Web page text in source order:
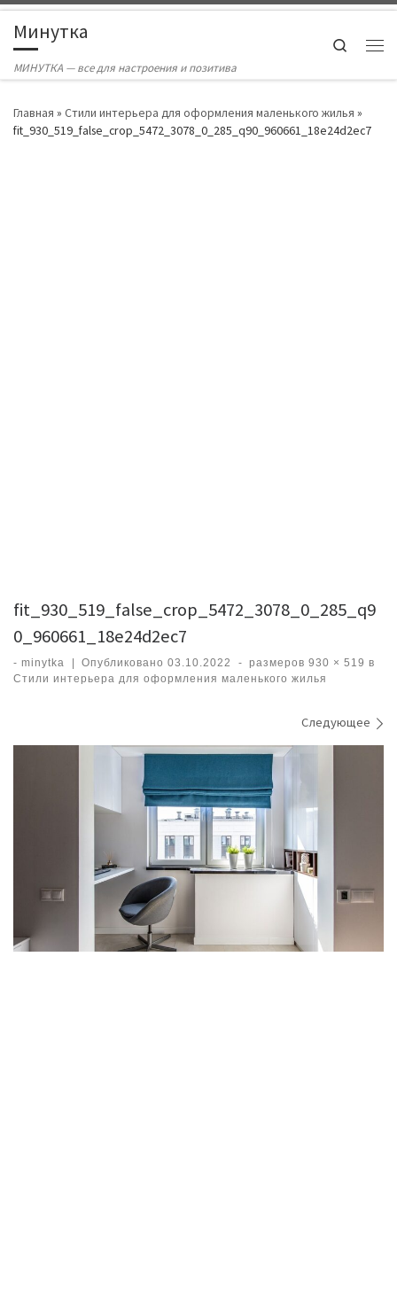
Skip to content
Минутка
МИНУТКА — все для настроения и позитива
Search
Главная » Стили интерьера для оформления маленького жилья »
fit_930_519_false_crop_5472_3078_0_285_q90_960661_18e24d2ec7
fit_930_519_false_crop_5472_3078_0_285_q9
0_960661_18e24d2ec7
- minytka Опубликовано03.10.2022 - размеров 930 × 519 в
Стили интерьера для оформления маленького жилья
Следующее